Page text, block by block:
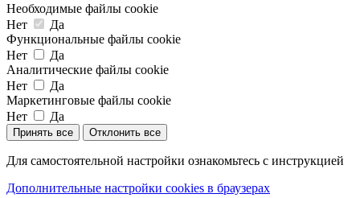
Необходимые файлы cookie
Нет
Да
Функциональные файлы cookie
Нет
Да
Аналитические файлы cookie
Нет
Да
Маркетинговые файлы cookie
Нет
Да
Принять все Отклонить все
Для самостоятельной настройки ознакомьтесь с инструкцией
Дополнительные настройки cookies в браузерах